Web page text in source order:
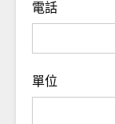
電話
單位